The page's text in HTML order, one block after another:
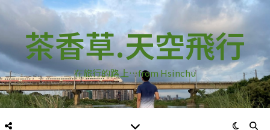
茶香草.天空飛行
在旅行的路上…from Hsinchu